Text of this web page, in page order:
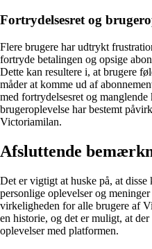
Fortrydelsesret og
Flere brugere har udtrykt
fortryde betalingen og opsige
Dette kan resultere i, at brugere
måder at komme ud af
med fortrydelsesret og manglende
brugeroplevelse har bestemt
Victoriamilan.
Afsluttende
Det er vigtigt at huske på, at disse
personlige oplevelser og
virkeligheden for alle brugere af
en historie, og det er muligt, at
oplevelser med platformen.